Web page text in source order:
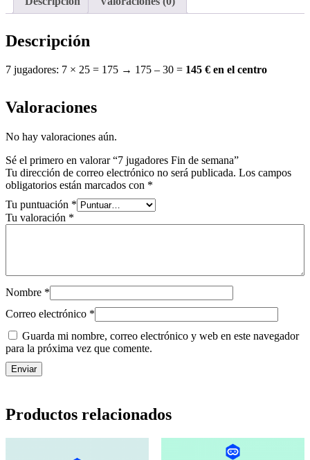
Descripción
7 jugadores: 7 × 25 = 175 → 175 – 30 = 145 € en el centro
Valoraciones
No hay valoraciones aún.
Sé el primero en valorar “7 jugadores Fin de semana”
Tu dirección de correo electrónico no será publicada. Los campos
obligatorios están marcados con *
Tu puntuación *
Tu valoración *
Nombre *
Correo electrónico *
Guarda mi nombre, correo electrónico y web en este navegador
para la próxima vez que comente.
Productos relacionados